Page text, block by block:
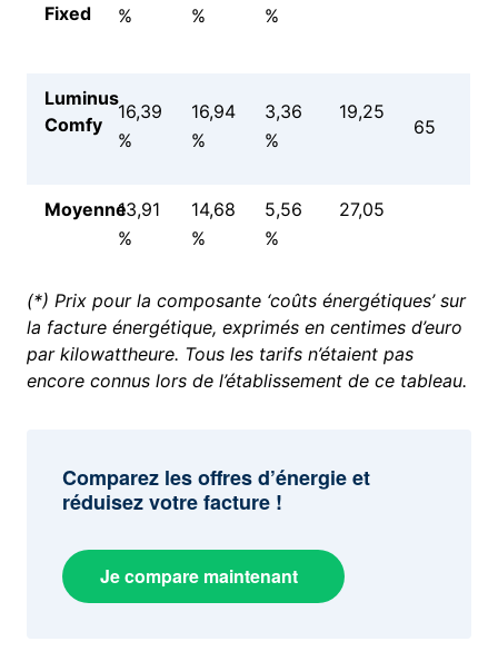
Fixed
%
%
%
Luminus
Comfy
16,39
%
16,94
%
3,36
%
19,25
65
Moyenne13,91
%
14,68
%
5,56
%
27,05
(*) Prix pour la composante ‘coûts énergétiques’ sur
la facture énergétique, exprimés en centimes d’euro
par kilowattheure. Tous les tarifs n’étaient pas
encore connus lors de l’établissement de ce tableau.
Comparez les offres d’énergie et
réduisez votre facture !
Je compare maintenant